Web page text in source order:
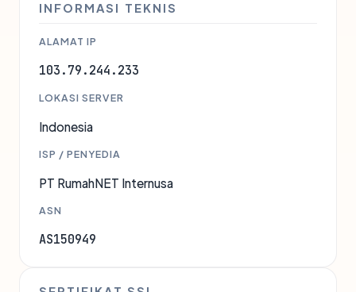
INFORMASI TEKNIS
ALAMAT IP
103.79.244.233
LOKASI SERVER
Indonesia
ISP / PENYEDIA
PT RumahNET Internusa
ASN
AS150949